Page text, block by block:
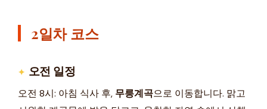
2일차 코스
오전 일정
오전 8시: 아침 식사 후, 무릉계곡으로 이동합니다. 맑고